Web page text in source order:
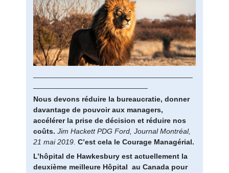
Nous devons réduire la bureaucratie, donner
davantage de pouvoir aux managers,
accélérer la prise de décision et réduire nos
coûts. Jim Hackett PDG Ford, Journal Montréal,
21 mai 2019.C’est cela le Courage Managérial.
L’hôpital de Hawkesbury est actuellement la
deuxième meilleure Hôpital au Canada pour